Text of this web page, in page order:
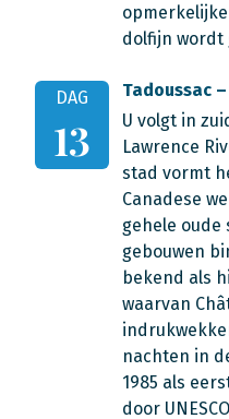
dolfijn wordt
DAG
13
Tadoussac
U volgt in
Lawrence
stad vormt
Canadese
gehele oude
gebouwen
bekend als
waarvan
nachten in
1985 als
door